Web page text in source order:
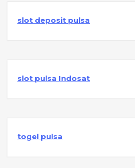
slot deposit pulsa
slot pulsa Indosat
togel pulsa